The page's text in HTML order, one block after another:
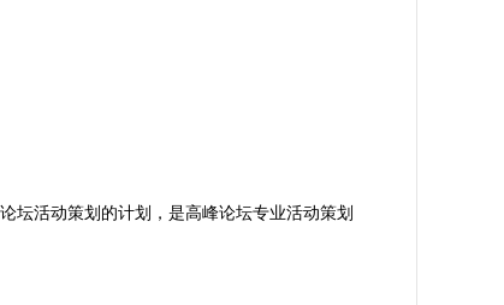
坛活动策划的计划，是高峰论坛专业活动策划